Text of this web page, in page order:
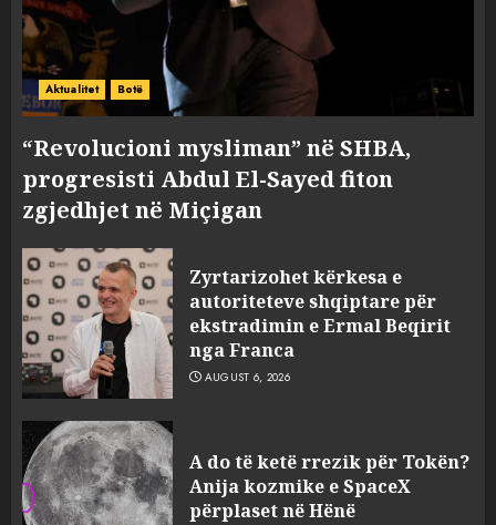
Aktualitet Botë
“Revolucioni mysliman” në SHBA,
progresisti Abdul El-Sayed fiton
zgjedhjet në Miçigan
Zyrtarizohet kërkesa e
autoriteteve shqiptare për
ekstradimin e Ermal Beqirit
nga Franca
AUGUST 6, 2026
A do të ketë rrezik për Tokën?
Anija kozmike e SpaceX
përplaset në Hënë